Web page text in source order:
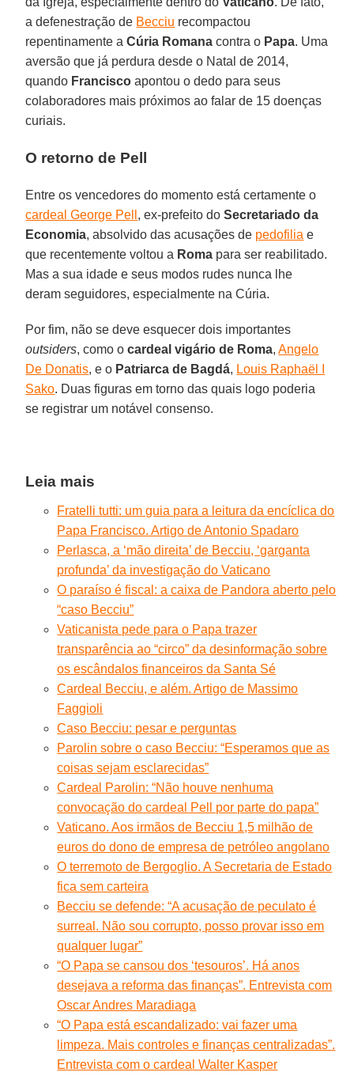
a defenestração de Becciu recompactou
repentinamente aCúria Romana contra o Papa. Uma
aversão que já perdura desde o Natal de 2014,
quando Francisco apontou o dedo para seus
colaboradores mais próximos ao falar de 15 doenças
curiais.
O retorno de Pell
Entre os vencedores do momento está certamente o
cardeal George Pell , ex-prefeito doSecretariado da
Economia, absolvido das acusações de pedofilia e
que recentemente voltou a Roma para ser reabilitado.
Mas a sua idade e seus modos rudes nunca lhe
deram seguidores, especialmente na Cúria.
Por fim, não se deve esquecer dois importantes
outsiders, como ocardeal vigário de Roma,Angelo
De Donatis, e o Patriarca de Bagdá, Louis Raphaël I
Sako. Duas figuras em torno das quais logo poderia
se registrar um notável consenso.
Leia mais
Fratelli tutti: um guia para a leitura da encíclica do
Papa Francisco. Artigo de Antonio Spadaro
Perlasca, a ‘mão direita’ de Becciu, ‘garganta
profunda’ da investigação do Vaticano
O paraíso é fiscal: a caixa de Pandora aberto pelo
“caso Becciu”
Vaticanista pede para o Papa trazer
transparência ao “circo” da desinformação sobre
os escândalos financeiros da Santa Sé
Cardeal Becciu, e além. Artigo de Massimo
Faggioli
Caso Becciu: pesar e perguntas
Parolin sobre o caso Becciu: “Esperamos que as
coisas sejam esclarecidas”
Cardeal Parolin: “Não houve nenhuma
convocação do cardeal Pell por parte do papa”
Vaticano. Aos irmãos de Becciu 1,5 milhão de
euros do dono de empresa de petróleo angolano
O terremoto de Bergoglio. A Secretaria de Estado
fica sem carteira
Becciu se defende: “A acusação de peculato é
surreal. Não sou corrupto, posso provar isso em
qualquer lugar”
“O Papa se cansou dos ‘tesouros’. Há anos
desejava a reforma das finanças”. Entrevista com
Oscar Andres Maradiaga
“O Papa está escandalizado: vai fazer uma
limpeza. Mais controles e finanças centralizadas”.
Entrevista com o cardeal Walter Kasper